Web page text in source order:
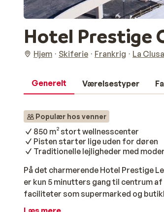
Hotel Prestige
Hjem Skiferie Frankrig La
Generelt Værelsestyper
Populær hos venner
850 m² stort wellnesscenter
Pisten starter lige uden for døren
Traditionelle lejligheder med
På det charmerende Hotel Prestige
er kun 5 minutters gang til centrum
faciliteter som supermarked og
direkte adgang til pisterne. Så om